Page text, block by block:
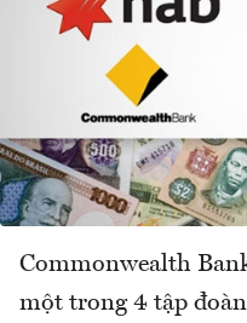
Commonwealth
một trong 4 tập